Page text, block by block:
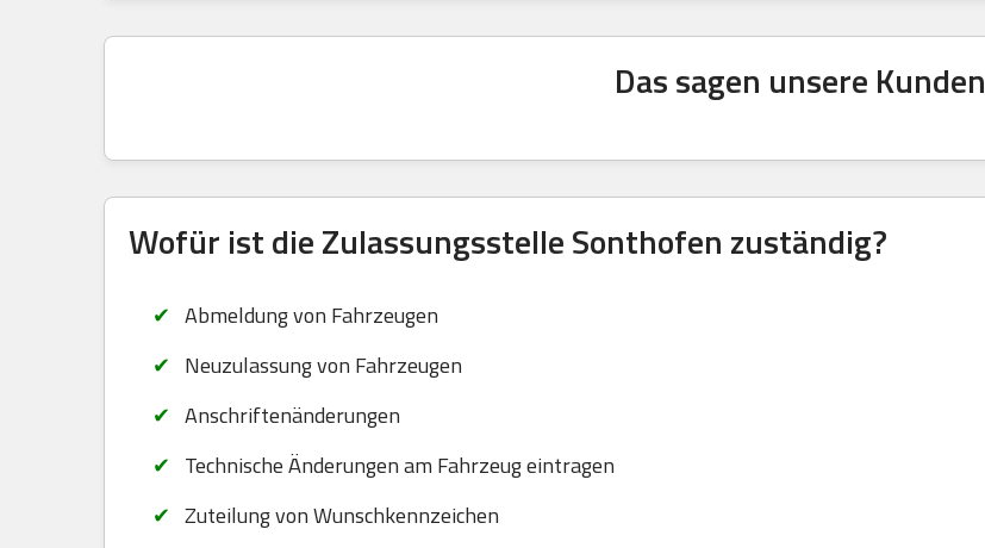
Das sagen unsere Kunden
Wofür ist die Zulassungsstelle Sonthofen zuständig?
Abmeldung von Fahrzeugen
Neuzulassung von Fahrzeugen
Anschriftenänderungen
Technische Änderungen am Fahrzeug eintragen
Zuteilung von Wunschkennzeichen